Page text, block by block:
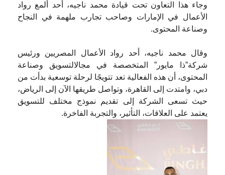
وجاء هذا التعاون تحت قيادة محمد ناجيه، أحد ألمع رواد
الأعمال في الإمارات وصاحب تجارب ملهمة في النجاح
وصناعة المحتوى.
وقال محمد ناجيه، أحد رواد الأعمال المصريين ورئيس
شركة”ذا مايور” المتخصصة في مجالالتسويق وصناعة
المحتوى، أن هذه الفعالية تعد تتويجًا لرحلة توسعية بدأت من
دبي، وامتدت إلى القاهرة، وتواصل طريقها الآن إلى الرياض،
حيث تسعى الشركة إلى تقديم نموذج مختلف للتسويق
يعتمد على العلاقات، التأثير، والتجربة الفاخرة.